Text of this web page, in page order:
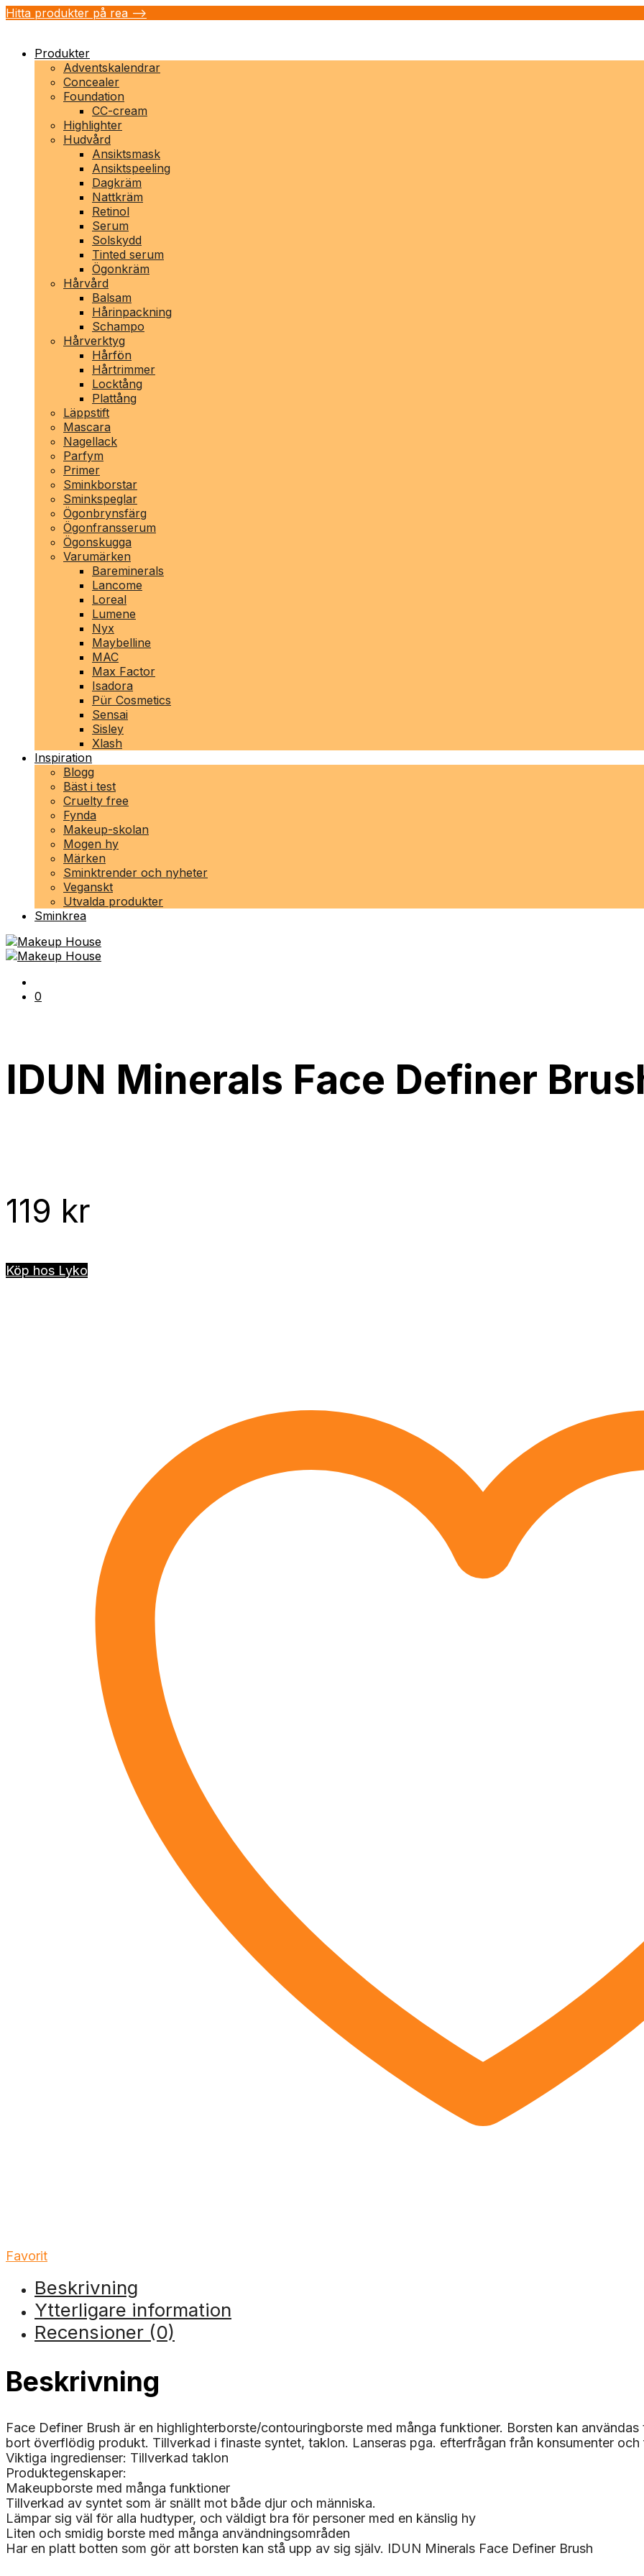
Hitta produkter på rea -->
Produkter
Adventskalendrar
Concealer
Foundation
CC-cream
Highlighter
Hudvård
Ansiktsmask
Ansiktspeeling
Dagkräm
Nattkräm
Retinol
Serum
Solskydd
Tinted serum
Ögonkräm
Hårvård
Balsam
Hårinpackning
Schampo
Hårverktyg
Hårfön
Hårtrimmer
Locktång
Plattång
Läppstift
Mascara
Nagellack
Parfym
Primer
Sminkborstar
Sminkspeglar
Ögonbrynsfärg
Ögonfransserum
Ögonskugga
Varumärken
Bareminerals
Lancome
Loreal
Lumene
Nyx
Maybelline
MAC
Max Factor
Isadora
Pür Cosmetics
Sensai
Sisley
Xlash
Inspiration
Blogg
Bäst i test
Cruelty free
Fynda
Makeup-skolan
Mogen hy
Märken
Sminktrender och nyheter
Veganskt
Utvalda produkter
Sminkrea
0
IDUN Minerals Face Definer
119 kr
Köp hos Lyko
Favorit
Beskrivning
Ytterligare information
Recensioner (0)
Beskrivning
Face Definer Brush är en highlighterborste/contouringborste med många funktioner. Borsten kan
bort överflödig produkt. Tillverkad i finaste syntet, taklon. Lanseras pga. efterfrågan från konsumenter
Viktiga ingredienser: Tillverkad taklon
Produktegenskaper:
Makeupborste med många funktioner
Tillverkad av syntet som är snällt mot både djur och människa.
Lämpar sig väl för alla hudtyper, och väldigt bra för personer med en känslig hy
Liten och smidig borste med många användningsområden
Har en platt botten som gör att borsten kan stå upp av sig själv. IDUN Minerals Face Definer Brush